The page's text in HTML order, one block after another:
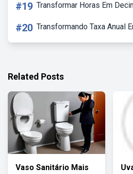
#19 Transformar Horas Em
#20 Transformando Taxa Anual
Related Posts
Vaso Sanitário Mais